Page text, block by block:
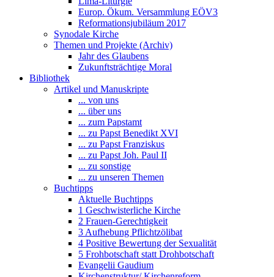
Europ. Ökum. Versammlung EÖV3
Reformationsjubiläum 2017
Synodale Kirche
Themen und Projekte (Archiv)
Jahr des Glaubens
Zukunftsträchtige Moral
Bibliothek
Artikel und Manuskripte
... von uns
... über uns
... zum Papstamt
... zu Papst Benedikt XVI
... zu Papst Franziskus
... zu Papst Joh. Paul II
... zu sonstige
... zu unseren Themen
Buchtipps
Aktuelle Buchtipps
1 Geschwisterliche Kirche
2 Frauen-Gerechtigkeit
3 Aufhebung Pflichtzölibat
4 Positive Bewertung der Sexualität
5 Frohbotschaft statt Drohbotschaft
Evangelii Gaudium